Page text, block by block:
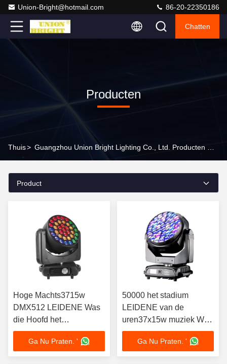
Union-Bright@hotmail.com 86-20-22350186
Chatten
Producten
Thuis>
Product
Hoge Machts3715w
DMX512 LEIDENE Was
die Hoofd het
Stadiumlichten beweegt
van DJGa Nu Praten. '
50000 het stadium
LEIDENE van de
uren37x15w muziek Was
die de Hoofd 4-60 Hoek
van het Graadgezoem
bewegen
Ga Nu Praten. '